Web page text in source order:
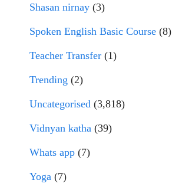
Shasan nirnay (3)
Spoken English Basic Course (8)
Teacher Transfer (1)
Trending (2)
Uncategorised (3,818)
Vidnyan katha (39)
Whats app (7)
Yoga (7)